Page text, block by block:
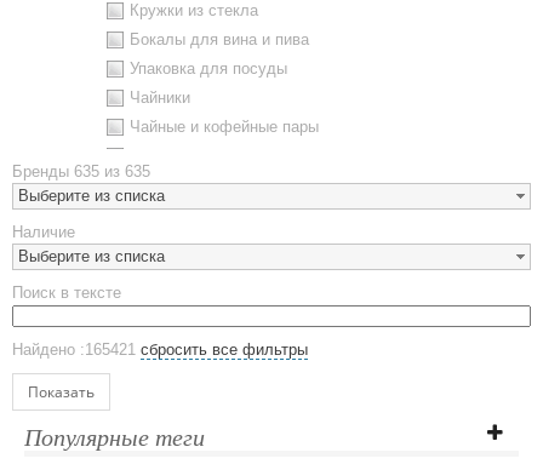
Кружки из стекла
Бокалы для вина и пива
Упаковка для посуды
Чайники
Чайные и кофейные пары
Наборы посуды
Предметы сервировки
Стаканы
Эко кружки
ЕВРОПОСУДА
Аксессуары
Ежедневники и блокноты
Датированные ежедневники
Бренды 635 из 635
Выберите из списка
Наличие
Выберите из списка
Поиск в тексте
Найдено :165421 сбросить все фильтры
Показать
Популярные теги